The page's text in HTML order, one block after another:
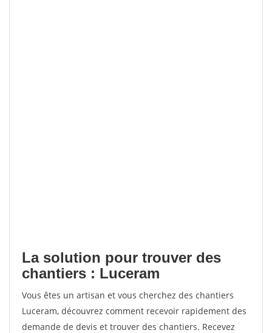
La solution pour trouver des
chantiers : Luceram
Vous êtes un artisan et vous cherchez des chantiers
Luceram, découvrez comment recevoir rapidement des
demande de devis et trouver des chantiers. Recevez